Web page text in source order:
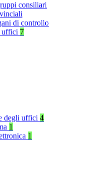
consiliari
di controllo
uffici 7
degli uffici 4
1
1